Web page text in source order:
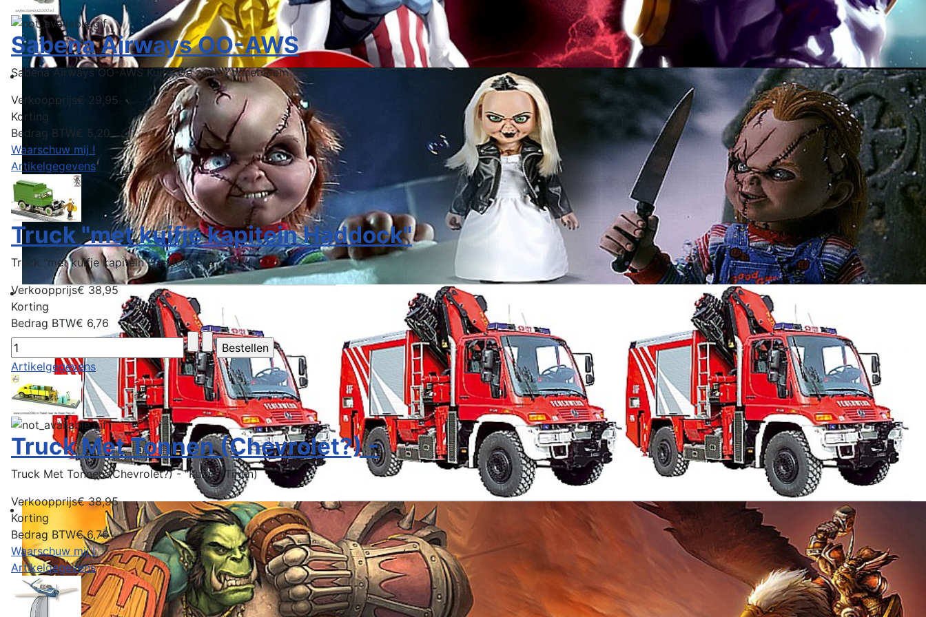
Sabena Airways OO-AWS
Sabena Airways OO-AWS Kuifje:De zaak Zonnebloem
Verkoopprijs€ 29,95
Korting
Bedrag BTW€ 5,20
Waarschuw mij !
Artikelgegevens
Truck "met kuifje kapitein Haddock"
Truck "met kuifje kapitein Haddock" (± 1:43)
Verkoopprijs€ 38,95
Korting
Bedrag BTW€ 6,76
Artikelgegevens
Truck Met Tonnen (Chevrolet?) -
Truck Met Tonnen (Chevrolet?) - "Kuifje (Tintin)
Verkoopprijs€ 38,95
Korting
Bedrag BTW€ 6,76
Waarschuw mij !
Artikelgegevens